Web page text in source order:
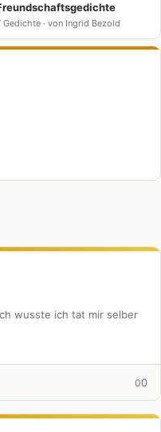
Gedichte · von Ingrid Bezold
wusste ich tat mir selber
00